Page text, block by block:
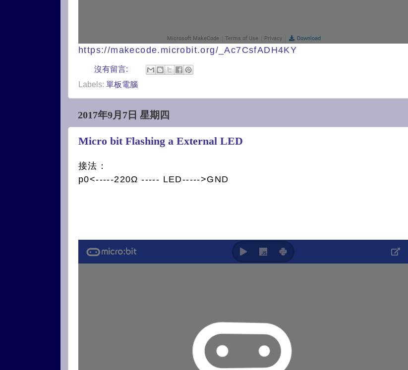
https://makecode.microbit.org/_Ac7CsfADH4KY
沒有留言:
Labels: 單板電腦
2017年9月7日 星期四
Micro bit Flashing a External LED
接法：
p0<-----220Ω ----- LED----->GND